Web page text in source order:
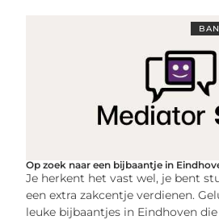
Op zoek naar een bijbaantje in
Je herkent het vast wel, je bent
een extra zakcentje verdienen.
leuke bijbaantjes in Eindhoven